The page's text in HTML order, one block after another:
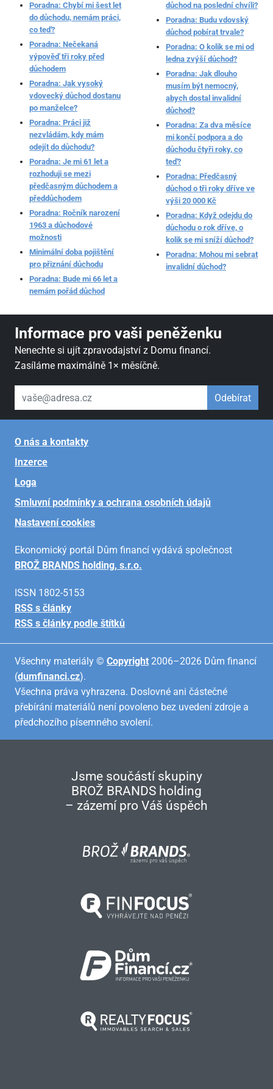
Poradna: Chybí mi šest let
do důchodu, nemám práci,
co teď?
Poradna: Nečekaná
výpověď tři roky před
důchodem
Poradna: Jak vysoký
vdovecký důchod dostanu
po manželce?
Poradna: Práci již
nezvládám, kdy mám
odejít do důchodu?
Poradna: Je mi 61 let a
rozhoduji se mezi
předčasným důchodem a
předdůchodem
Poradna: Ročník narození
1963 a důchodové
možnosti
Minimální doba pojištění
pro přiznání důchodu
Poradna: Bude mi 66 let a
nemám pořád důchod
důchod na poslední chvíli?
Poradna: Budu vdovský
důchod pobírat trvale?
Poradna: O kolik se mi od
ledna zvýší důchod?
Poradna: Jak dlouho
musím být nemocný,
abych dostal invalidní
důchod?
Poradna: Za dva měsíce
mi končí podpora a do
důchodu čtyři roky, co
teď?
Poradna: Předčasný
důchod o tři roky dříve ve
výši 20 000 Kč
Poradna: Když odejdu do
důchodu o rok dříve, o
kolik se mi sníží důchod?
Poradna: Mohou mi sebrat
invalidní důchod?
Informace pro vaši peněženku
Nenechte si ujít zpravodajství z Domu financí.
Zasíláme maximálně 1× měsíčně.
váš email Odebírat
O nás a kontakty
Inzerce
Loga
Smluvní podmínky a ochrana osobních údajů
Nastavení cookies
Ekonomický portál Dům financí vydává společnost
BROŽ BRANDS holding, s.r.o.
ISSN 1802-5153
RSS s články
RSS s články podle štítků
Všechny materiály © Copyright 2006–2026 Dům financí
(dumfinanci.cz).
Všechna práva vyhrazena. Doslovné ani částečné
přebírání materiálů není povoleno bez uvedení zdroje a
předchozího písemného svolení.
Jsme součástí skupiny
BROŽ BRANDS holding
– zázemí pro Váš úspěch